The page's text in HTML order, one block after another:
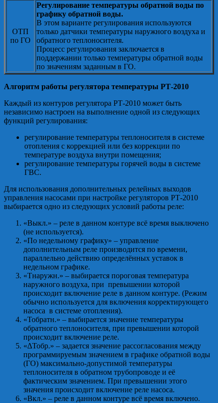
ОТП
по ГО
Регулирование температуры обратной воды по
графику обратной воды.
В этом варианте регулирования используются
только датчики температуры наружного воздуха и
обратного теплоносителя.
Процесс регулирования заключается в
поддержании только температуры обратной воды
по значениям заданным в ГО.
Алгоритм работы регулятора температуры РТ-2010
Каждый из контуров регулятора РТ-2010 может быть
независимо настроен на выполнение одной из следующих
функций регулирования:
регулирование температуры теплоносителя в системе
отопления с коррекцией или без коррекции по
температуре воздуха внутри помещения;
регулирование температуры горячей воды в системе
ГВС.
Для использования дополнительных релейных выходов
управления насосами при настройке регуляторов РТ-2010
выбирается одно из следующих условий работы реле:
«Выкл.» – реле в данном контуре всё время выключено
(не используется).
«По недельному графику» – управление
дополнительным реле производится по времени,
параллельно действию определённых уставок в
недельном графике.
«Тнаружн.» – выбирается пороговая температура
наружного воздуха, при превышении которой
происходит включение реле в данном контуре. (Режим
обычно используется для включения корректирующего
насоса в системе отопления).
«Тобратн.» – выбирается значение температуры
обратного теплоносителя, при превышении которой
происходит включение реле.
«ΔТобр.» – задается значение рассогласования между
программируемым значением в графике обратной воды
(ГО) максимально-допустимой температуры
теплоносителя в обратном трубопроводе и её
фактическим значением. При превышении этого
значения происходит включение реле насоса.
«Вкл.» – реле в данном контуре всё время включено.